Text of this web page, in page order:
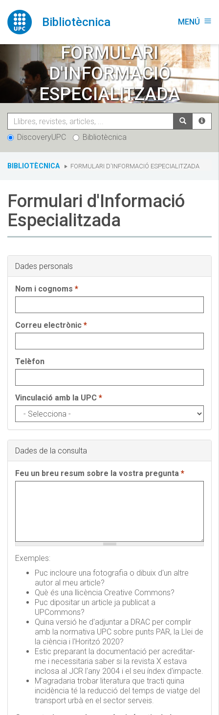
contingut
Bibliotècnica MENÚ menu
FORMULARI
D'INFORMACIÓ
ESPECIALITZADA
DiscoveryUPC Bibliotècnica
You
BIBLIOTÈCNICA FORMULARI D'INFORMACIÓ ESPECIALITZADA
Formulari d'Informació
Especialitzada
Dades personals
Nom i cognoms *
Correu electrònic *
Telèfon
Vinculació amb la UPC *
Dades de la consulta
Feu un breu resum sobre la vostra pregunta *
Exemples:
Puc incloure una fotografia o dibuix d'un altre
autor al meu article?
Què és una llicència Creative Commons?
Puc dipositar un article ja publicat a
UPCommons?
Quina versió he d'adjuntar a DRAC per complir
amb la normativa UPC sobre punts PAR, la Llei de
la ciència i l'Horitzó 2020?
Estic preparant la documentació per acreditar-
me i necessitaria saber si la revista X estava
inclosa al JCR l'any 2004 i el seu índex d'impacte.
M'agradaria trobar literatura que tracti quina
incidència té la reducció del temps de viatge del
transport urbà en el sector serveis.